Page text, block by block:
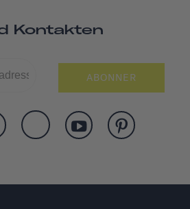
Kontakten
ABONNER